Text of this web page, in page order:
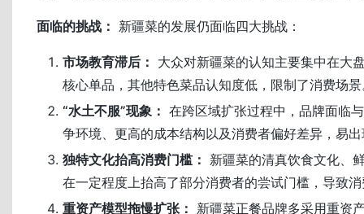
面临的挑战： 新疆菜的发展仍面临四大挑战：
市场教育滞后： 大众对新疆菜的认知主要集中在大
核心单品，其他特色菜品认知度低，限制了消费场
“水土不服”现象： 在跨区域扩张过程中，品牌面临
争环境、更高的成本结构以及消费者偏好差异，易出
独特文化抬高消费门槛： 新疆菜的清真饮食文化、
在一定程度上抬高了部分消费者的尝试门槛，导致
重资产模型拖慢扩张： 新疆菜正餐品牌多采用重资